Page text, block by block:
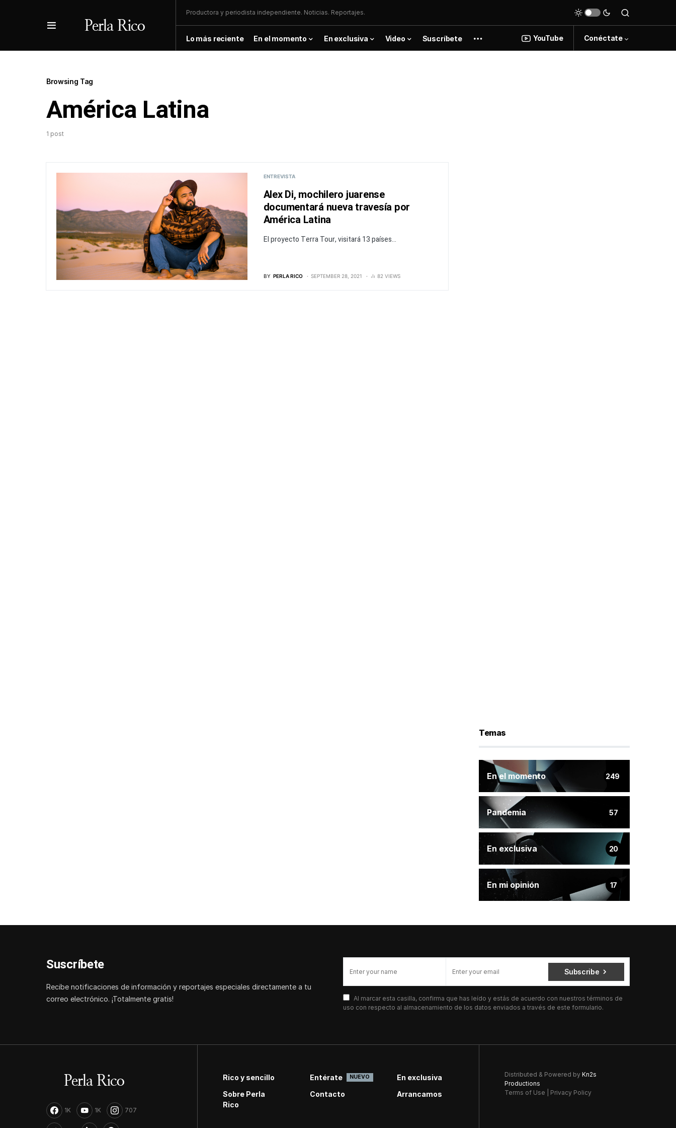
Productora y periodista independiente. Noticias. Reportajes.
Lo más reciente En el momento En exclusiva Video Suscríbete YouTube Conéctate
Browsing Tag
América Latina
1 post
ENTREVISTA
Alex Di, mochilero juarense
documentará nueva travesía por
América Latina
El proyecto Terra Tour, visitará 13 países...
BY PERLA RICO SEPTEMBER 28, 2021 82 VIEWS
Temas
En el momento 249
Pandemia 57
En exclusiva 20
En mi opinión 17
Suscríbete
Recibe notificaciones de información y reportajes especiales directamente a tu
correo electrónico. ¡Totalmente gratis!
Subscribe
Al marcar esta casilla, confirma que has leído y estás de acuerdo con nuestros términos de
uso con respecto al almacenamiento de los datos enviados a través de este formulario.
1K 1K 707
Rico y sencillo Entérate NUEVO
En exclusiva
Sobre Perla
Rico
Contacto Arrancamos
Distributed & Powered by Kn2s
Productions
Terms of Use
Privacy Policy